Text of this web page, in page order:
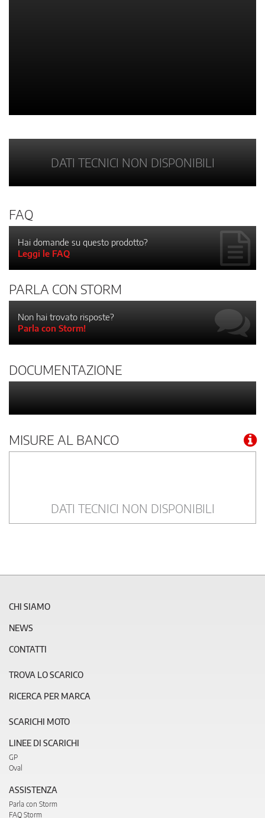
DATI TECNICI NON DISPONIBILI
FAQ
Hai domande su questo prodotto?
Leggi le FAQ
PARLA CON STORM
Non hai trovato risposte?
Parla con Storm!
DOCUMENTAZIONE
MISURE AL BANCO
DATI TECNICI NON DISPONIBILI
CHI SIAMO
NEWS
CONTATTI
TROVA LO SCARICO
RICERCA PER MARCA
SCARICHI MOTO
LINEE DI SCARICHI
GP
Oval
ASSISTENZA
Parla con Storm
FAQ Storm